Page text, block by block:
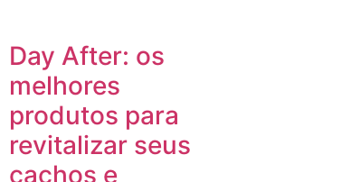
Day After: os
melhores
produtos para
revitalizar seus
cachos e